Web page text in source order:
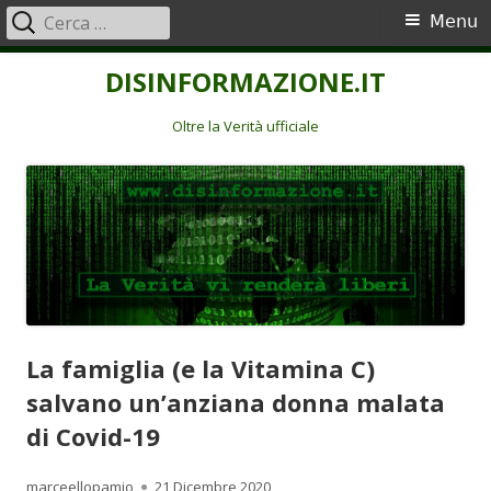
DISINFORMAZIONE.IT
Oltre la Verità ufficiale
Menu
principale
Menu
Ricerca
per:
La famiglia (e la Vitamina C)
salvano un’anziana donna malata
di Covid-19
Autore
marceellopamio Pubblicato
21 Dicembre 2020